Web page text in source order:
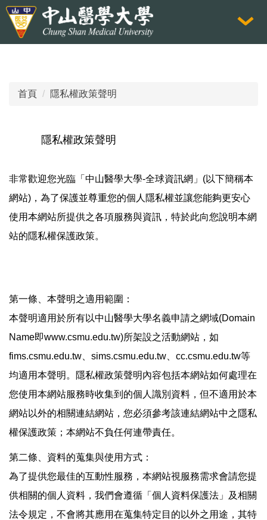
跳
到
首頁 隱私權政策聲明
隱私權政策聲明
非常歡迎您光臨「中山醫學大學-全球資訊網」(以下簡稱本
網站)，為了保護並尊重您的個人隱私權並讓您能夠更安心
使用本網站所提供之各項服務與資訊，特於此向您說明本網
站的隱私權保護政策。
第一條、本聲明之適用範圍：
本聲明適用於所有以中山醫學大學名義申請之網域(Domain
Name即www.csmu.edu.tw)所架設之活動網站，如
fims.csmu.edu.tw、sims.csmu.edu.tw、cc.csmu.edu.tw等
均適用本聲明。隱私權政策聲明內容包括本網站如何處理在
您使用本網站服務時收集到的個人識別資料，但不適用於本
網站以外的相關連結網站，您必須參考該連結網站中之隱私
權保護政策；本網站不負任何連帶責任。
第二條、資料的蒐集與使用方式：
為了提供您最佳的互動性服務，本網站視服務需求會請您提
供相關的個人資料，我們會遵循「個人資料保護法」及相關
法令規定，不會將其應用在蒐集特定目的以外之用途，其特